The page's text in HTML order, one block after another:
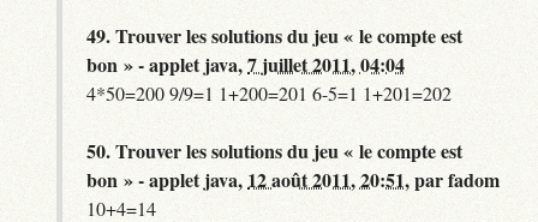
49.Trouver les solutions du jeu « le compte est
bon » - applet java,7 juillet 2011, 04:04
4*50=200 9/9=1 1+200=201 6-5=1 1+201=202
50.Trouver les solutions du jeu « le compte est
bon » - applet java, 12 août 2011, 20:51,parfadom
10+4=14